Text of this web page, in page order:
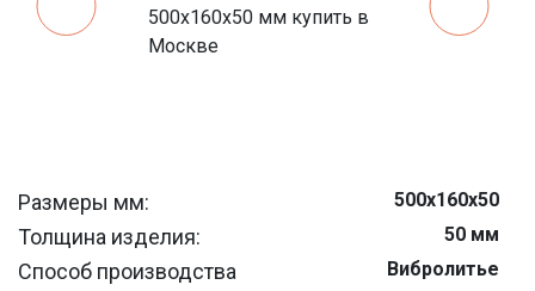
Размеры мм: 500x160x50
Толщина изделия: 50 мм
Способ производства Вибролитье